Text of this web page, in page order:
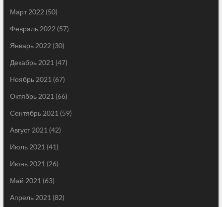
Март 2022 (50)
Февраль 2022 (57)
Январь 2022 (30)
Декабрь 2021 (47)
Ноябрь 2021 (67)
Октябрь 2021 (66)
Сентябрь 2021 (59)
Август 2021 (42)
Июль 2021 (41)
Июнь 2021 (26)
Май 2021 (63)
Апрель 2021 (82)